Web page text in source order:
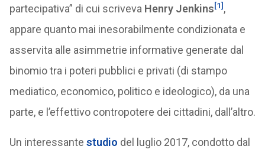
partecipativa” di cui scriveva Henry Jenkins[1] ,
appare quanto mai inesorabilmente condizionata e
asservita alle asimmetrie informative generate dal
binomio tra i poteri pubblici e privati (di stampo
mediatico, economico, politico e ideologico), da una
parte, e l’effettivo contropotere dei cittadini, dall’altro.
Un interessante studio del luglio 2017, condotto dal